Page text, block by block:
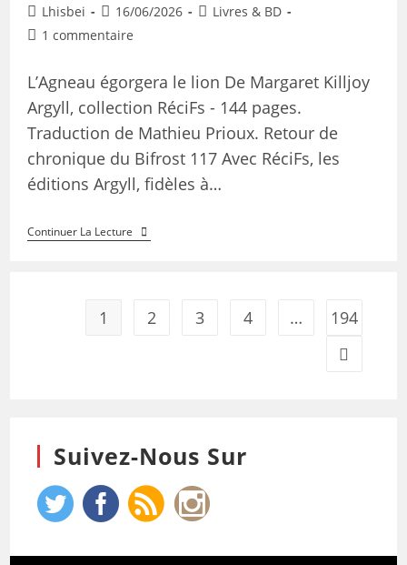
Lhisbei 16/06/2026
Livres & BD
1 commentaire
L’Agneau égorgera le lion De Margaret Killjoy
Argyll, collection RéciFs - 144 pages.
Traduction de Mathieu Prioux. Retour de
chronique du Bifrost 117 Avec RéciFs, les
éditions Argyll, fidèles à…
Continuer La Lecture
1 2 3 4 … 194
Suivez-Nous Sur